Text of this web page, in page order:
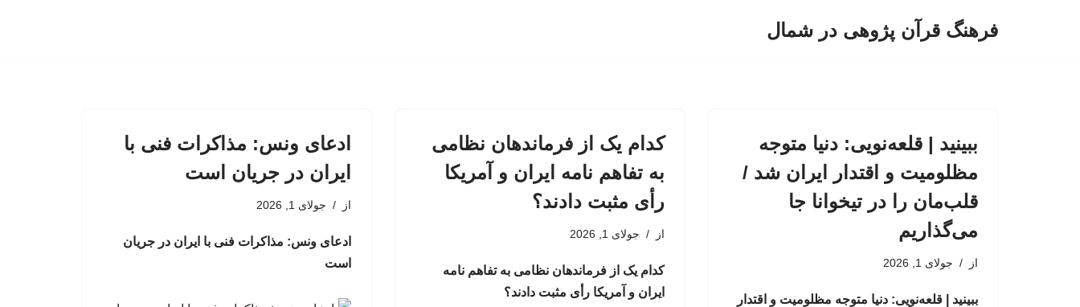
فرهنگ قرآن پژوهی در شمال
ببینید | قلعه‌نویی: دنیا متوجه
مظلومیت و اقتدار ایران شد /
قلب‌مان را در تیخوانا جا
می‌گذاریم
از جولای 1, 2026
ببینید | قلعه‌نویی: دنیا متوجه مظلومیت و اقتدار
کدام یک از فرماندهان نظامی
به تفاهم نامه ایران و آمریکا
رأی مثبت دادند؟
از جولای 1, 2026
کدام یک از فرماندهان نظامی به تفاهم نامه
ایران و آمریکا رأی مثبت دادند؟
ادعای ونس: مذاکرات فنی با
ایران در جریان است
از جولای 1, 2026
ادعای ونس: مذاکرات فنی با ایران در جریان
است